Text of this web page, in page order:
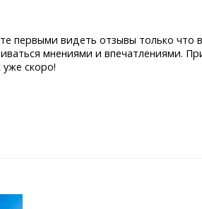
первыми видеть отзывы только что
мнениями и впечатлениями.
уже скоро!